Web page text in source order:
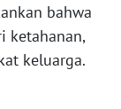
bahwa
ketahanan,
keluarga.